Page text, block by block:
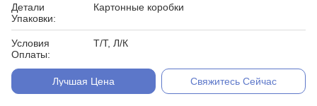
Детали
Упаковки:
Картонные коробки
Условия
Оплаты:
Т/Т, Л/К
Лучшая Цена Свяжитесь Сейчас